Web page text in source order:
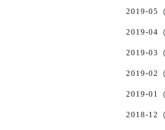
2019-05（
2019-04（
2019-03（
2019-02（
2019-01（
2018-12（